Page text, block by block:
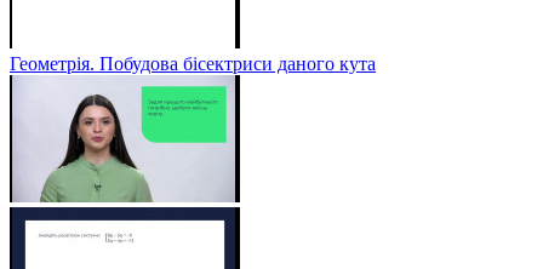
Геометрія. Побудова бісектриси даного кута